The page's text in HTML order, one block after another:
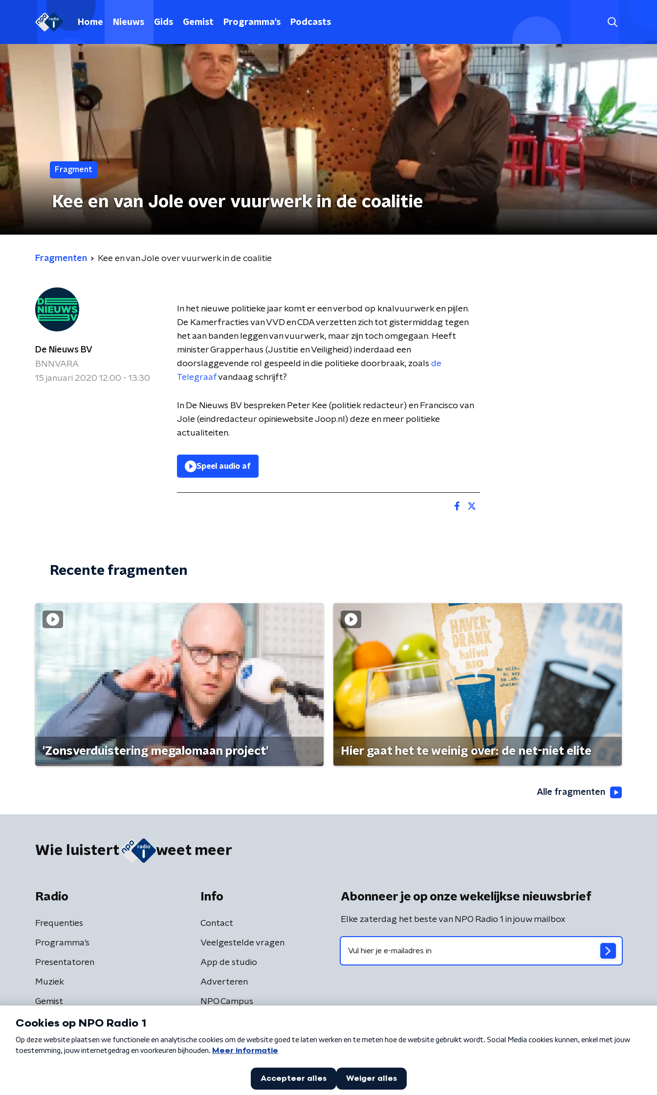
Home Nieuws Gids Gemist Programma's Podcasts
Fragment
Kee en van Jole over vuurwerk in de coalitie
Fragmenten Kee en van Jole over vuurwerk in de coalitie
De Nieuws BV
BNNVARA
15 januari 2020 12:00 - 13:30
In het nieuwe politieke jaar komt er een verbod op knalvuurwerk en pijlen.
De Kamerfracties van VVD en CDA verzetten zich tot gistermiddag tegen
het aan banden leggen van vuurwerk, maar zijn toch omgegaan. Heeft
minister Grapperhaus (Justitie en Veiligheid) inderdaad een
doorslaggevende rol gespeeld in die politieke doorbraak, zoals de
Telegraafvandaag schrijft?
In De Nieuws BV bespreken Peter Kee (politiek redacteur) en Francisco van
Jole (eindredacteur opiniewebsite Joop.nl) deze en meer politieke
actualiteiten.
Speel audio af
Recente fragmenten
'Zonsverduistering megalomaan project' Hier gaat het te weinig over: de net-niet elite
Alle fragmenten
Wie luistert weet meer
Radio
Frequenties
Programma's
Presentatoren
Muziek
Gemist
Info
Contact
Veelgestelde vragen
App de studio
Adverteren
NPO Campus
Abonneer je op onze wekelijkse nieuwsbrief
Elke zaterdag het beste van NPO Radio 1 in jouw mailbox
Algemene voorwaarden Privacybeleid